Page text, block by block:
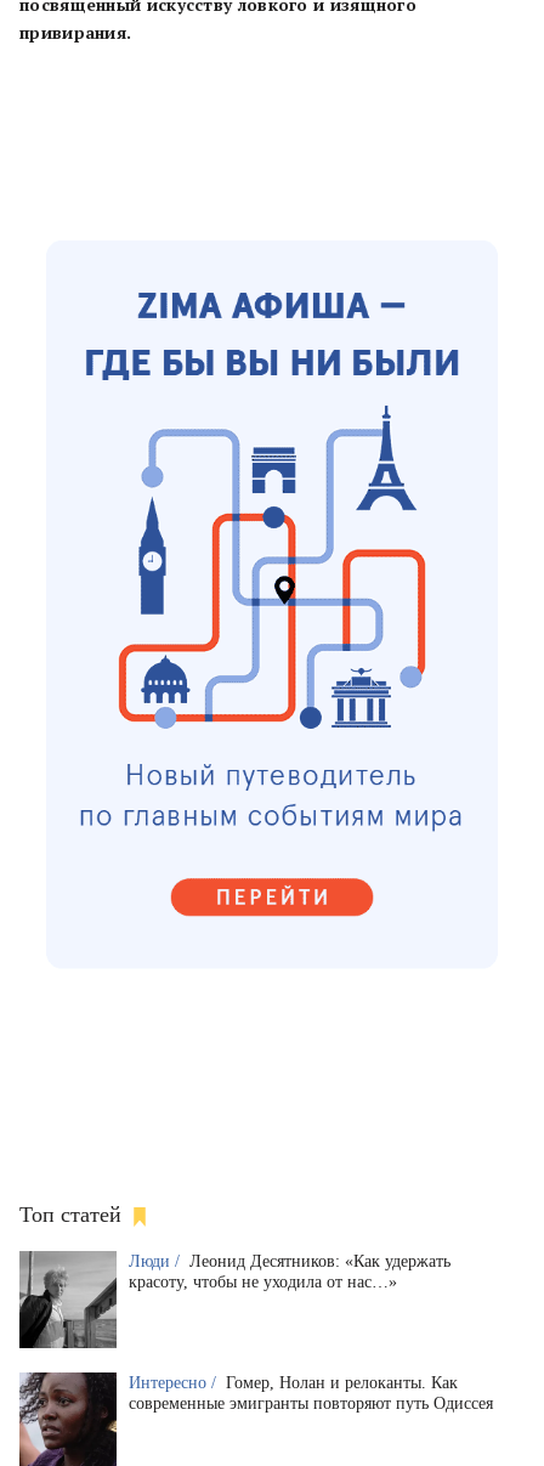
посвященный искусству ловкого и изящного
привирания.
Топ статей
Люди / Леонид Десятников: «Как удержать
красоту, чтобы не уходила от нас…»
Интересно / Гомер, Нолан и релоканты. Как
современные эмигранты повторяют путь Одиссея